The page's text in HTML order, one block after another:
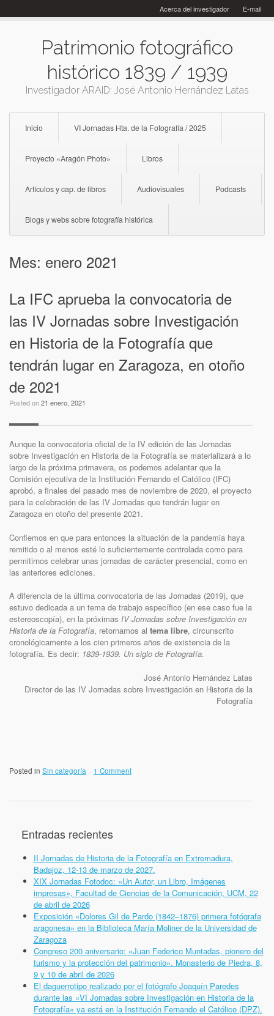
to
E-mail
Acerca del investigador
Patrimonio fotográfico
histórico 1839 / 1939
Investigador ARAID: José Antonio Hernández Latas
Inicio VI Jornadas Hta. de la Fotografía / 2025
Proyecto «Aragón Photo» Libros
Artículos y cap. de libros Audiovisuales Podcasts
Blogs y webs sobre fotografía histórica
Mes: enero 2021
La IFC aprueba la convocatoria de
las IV Jornadas sobre Investigación
en Historia de la Fotografía que
tendrán lugar en Zaragoza, en otoño
de 2021
Posted on21 enero, 2021
Aunque la convocatoria oficial de la IV edición de las Jornadas
sobre Investigación en Historia de la Fotografía se materializará a lo
largo de la próxima primavera, os podemos adelantar que la
Comisión ejecutiva de la Institución Fernando el Católico (IFC)
aprobó, a finales del pasado mes de noviembre de 2020, el proyecto
para la celebración de las IV Jornadas que tendrán lugar en
Zaragoza en otoño del presente 2021.
Confiemos en que para entonces la situación de la pandemia haya
remitido o al menos esté lo suficientemente controlada como para
permitirnos celebrar unas jornadas de carácter presencial, como en
las anteriores ediciones.
A diferencia de la última convocatoria de las Jornadas (2019), que
estuvo dedicada a un tema de trabajo específico (en ese caso fue la
estereoscopía), en la próximas IV Jornadas sobre Investigación en
Historia de la Fotografía, retornamos al tema libre, circunscrito
cronológicamente a los cien primeros años de existencia de la
fotografía. Es decir: 1839-1939. Un siglo de Fotografía.
José Antonio Hernández Latas
Director de las IV Jornadas sobre Investigación en Historia de la
Fotografía
Posted in Sin categoría 1 Comment
Entradas recientes
II Jornadas de Historia de la Fotografía en Extremadura,
Badajoz, 12-13 de marzo de 2027.
XIX Jornadas Fotodoc: «Un Autor, un Libro, Imágenes
impresas», Facultad de Ciencias de la Comunicación, UCM, 22
de abril de 2026
Exposición «Dolores Gil de Pardo (1842–1876) primera fotógrafa
aragonesa» en la Biblioteca María Moliner de la Universidad de
Zaragoza
Congreso 200 aniversario: «Juan Federico Muntadas, pionero del
turismo y la protección del patrimonio». Monasterio de Piedra, 8,
9 y 10 de abril de 2026
El daguerrotipo realizado por el fotógrafo Joaquín Paredes
durante las «VI Jornadas sobre Investigación en Historia de la
Fotografía» ya está en la Institución Fernando el Católico (DPZ).